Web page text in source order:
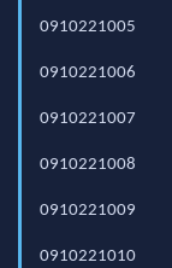
0910221005
0910221006
0910221007
0910221008
0910221009
0910221010